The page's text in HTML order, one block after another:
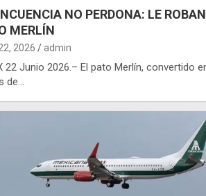
NO PERDONA: LE
MERLÍN
2026 admin
22 Junio 2026.– El pato Merlín, convertido
de…